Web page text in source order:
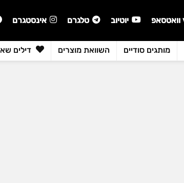
אינסטגרם טלגרם יוטיוב וואטסאפ
מותגים סודיים השוואת מוצרים דילים